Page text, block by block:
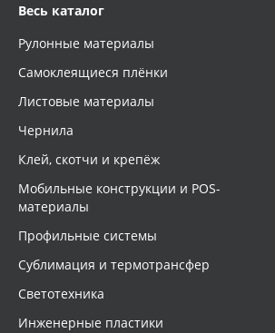
Весь каталог
Рулонные материалы
Самоклеящиеся плёнки
Листовые материалы
Чернила
Клей, скотчи и крепёж
Мобильные конструкции и POS-
материалы
Профильные системы
Сублимация и термотрансфер
Светотехника
Инженерные пластики